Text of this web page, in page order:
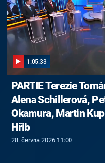
1:05:33
PARTIE Terezie
Alena Schillerová,
Okamura, Martin
Hřib
28. června 2026 11:00